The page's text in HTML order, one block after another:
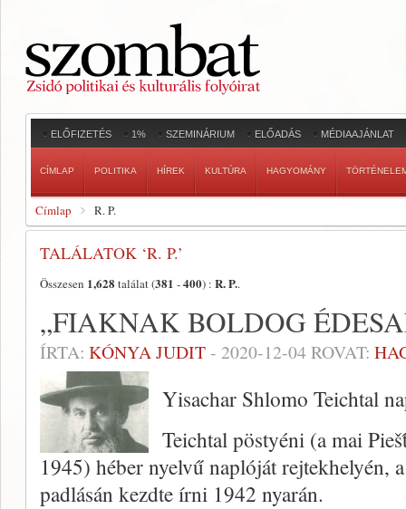
ELŐFIZETÉS 1% SZEMINÁRIUM ELŐADÁS MÉDIAAJÁNLAT
CÍMLAP POLITIKA HÍREK KULTÚRA HAGYOMÁNY
Címlap R. P.
TALÁLATOK ‘R. P.’
Összesen 1,628 találat (381 -400) : R. P..
„FIAKNAK BOLDOG
ÍRTA: KÓNYA JUDIT- 2020-12-04ROVAT:
Yisachar Shlomo Teichtal
Teichtal pöstyéni (a mai
1945) héber nyelvű naplóját rejtekhelyén,
padlásán kezdte írni 1942 nyarán.